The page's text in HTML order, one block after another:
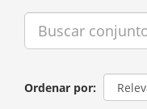
Ordenar por